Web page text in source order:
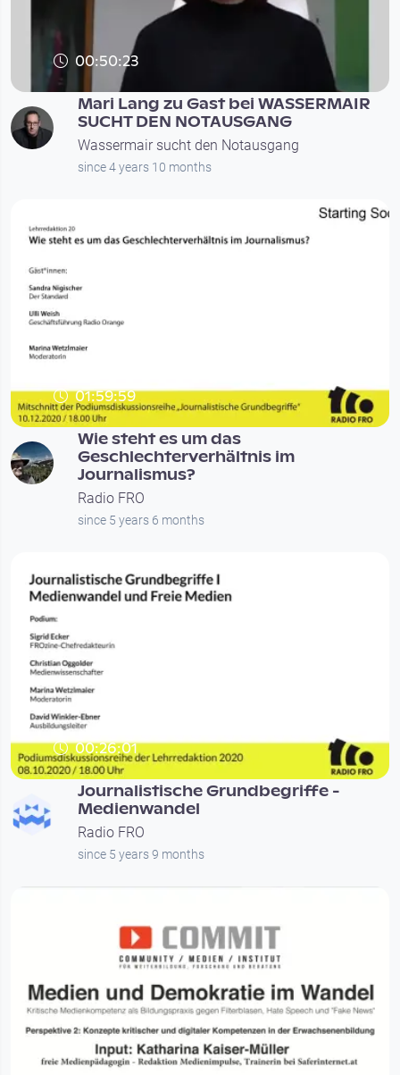
00:50:23
Mari Lang zu Gast bei WASSERMAIR
SUCHT DEN NOTAUSGANG
Wassermair sucht den Notausgang
since 4 years 10 months
01:59:59
Wie steht es um das
Geschlechterverhältnis im
Journalismus?
Radio FRO
since 5 years 6 months
00:26:01
Journalistische Grundbegriffe -
Medienwandel
Radio FRO
since 5 years 9 months